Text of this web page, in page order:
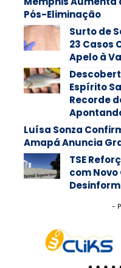
Pós-Eliminação
Surto de
23 Casos
Apelo à
Espírito
Recorde
Luísa Sonza
Amapá Anuncia
TSE
com
-